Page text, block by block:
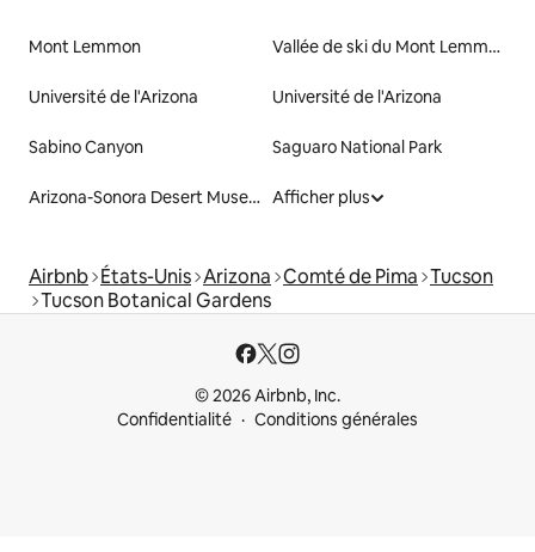
Mont Lemmon Vallée de ski du Mont Lemmon
Université de l'Arizona Université de l'Arizona
Sabino Canyon Saguaro National Park
Arizona-Sonora Desert Museum Afficher plus
Airbnb États-Unis Arizona Comté de Pima Tucson
Tucson Botanical Gardens
© 2026 Airbnb, Inc.
Confidentialité
Conditions générales